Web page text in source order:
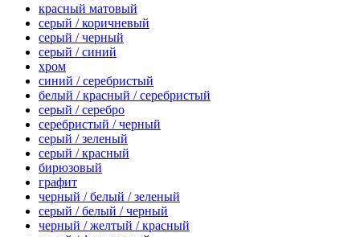
красный матовый
серый / коричневый
серый / черный
серый / синий
хром
синий / серебристый
белый / красный / серебристый
серый / серебро
серебристый / черный
серый / зеленый
серый / красный
бирюзовый
графит
черный / белый / зеленый
серый / белый / черный
черный / желтый / красный